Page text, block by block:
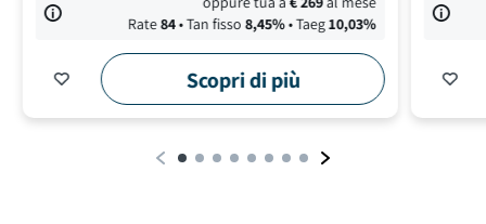
Rate84• Tan fisso 8,45%• Taeg10,03%
Scopri di più